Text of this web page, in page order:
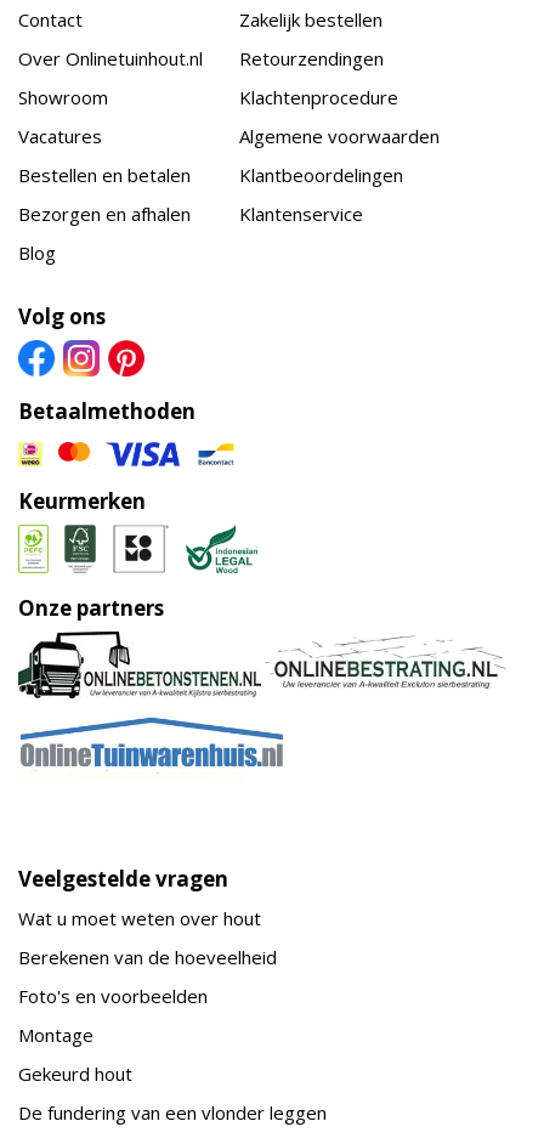
Contact
Over Onlinetuinhout.nl
Showroom
Vacatures
Bestellen en betalen
Bezorgen en afhalen
Blog
Zakelijk bestellen
Retourzendingen
Klachtenprocedure
Algemene voorwaarden
Klantbeoordelingen
Klantenservice
Volg ons
Betaalmethoden
Keurmerken
Onze partners
Veelgestelde vragen
Wat u moet weten over hout
Berekenen van de hoeveelheid
Foto's en voorbeelden
Montage
Gekeurd hout
De fundering van een vlonder leggen